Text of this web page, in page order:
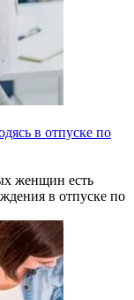
в отпуске по
женщин есть
в отпуске по